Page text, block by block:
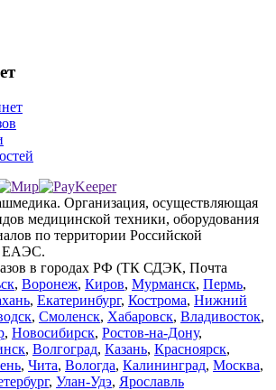
Организация, осуществляющая
медицинской техники, оборудования
по территории Российской
ЕАЭС.
в городах РФ (ТК СДЭК, Почта
, Воронеж, Киров, Мурманск, Пермь,
, Екатеринбург, Кострома, Нижний
, Смоленск, Хабаровск, Владивосток,
, Новосибирск, Ростов-на-Дону,
, Волгоград, Казань, Красноярск,
, Чита, Вологда, Калининград, Москва,
, Улан-Удэ, Ярославль